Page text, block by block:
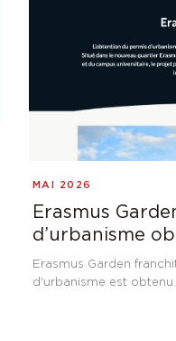
MAI 2026
Erasmus
d’urbanisme
Erasmus Garden
d'urbanisme est